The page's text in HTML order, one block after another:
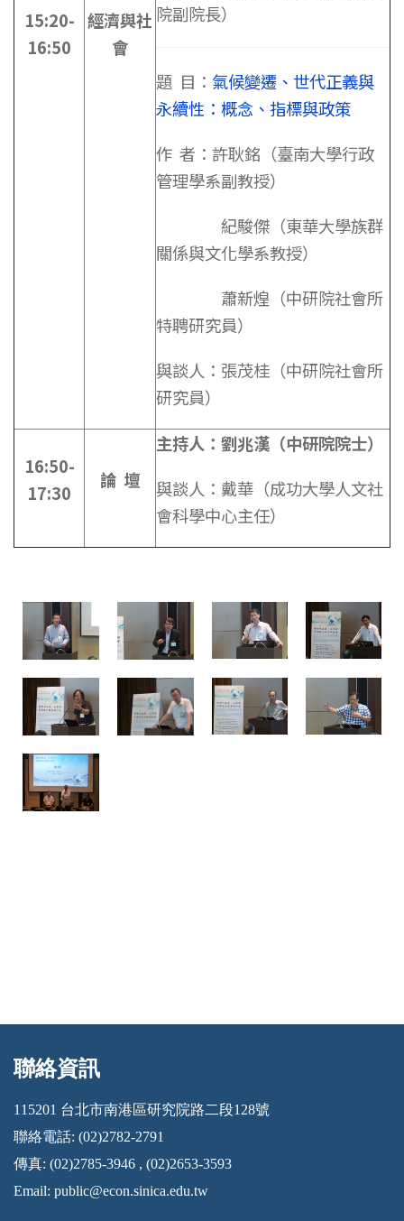
15:20-
16:50
經濟與社
會
院副院長）
題 目： 氣候變遷、世代正義與
永續性：概念、指標與政策
作 者：許耿銘（臺南大學行政
管理學系副教授）
紀駿傑（東華大學族群
關係與文化學系教授）
蕭新煌（中研院社會所
特聘研究員）
與談人：張茂桂（中研院社會所
研究員）
16:50-
17:30
論 壇
主持人：劉兆漢（中研院院士）
與談人：戴華（成功大學人文社
會科學中心主任）
:::
聯絡資訊
115201 台北市南港區研究院路二段128號
聯絡電話: (02)2782-2791
傳真: (02)2785-3946 , (02)2653-3593
Email: public@econ.sinica.edu.tw